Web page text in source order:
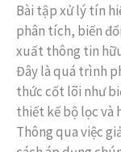
Bài tập xử lý tín
phân tích, biến
xuất thông tin
Đây là quá trình
thức cốt lõi như
thiết kế bộ lọc và
Thông qua việc